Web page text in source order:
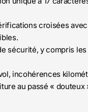
croisées
sécurité, y compris
incohérences
au passé « douteux